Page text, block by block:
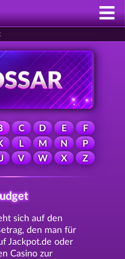
C D E
F
L M N
P
V W X Z
sich auf den
den man für
Jackpot.de oder
Casino zur